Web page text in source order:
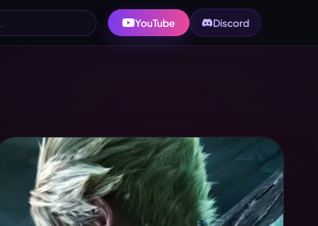
YouTube Discord